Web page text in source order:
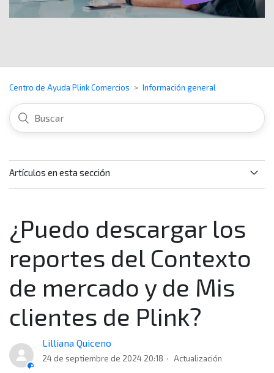
Centro de Ayuda Plink Comercios Información general
Artículos en esta sección
¿Cuáles planes hay en Plink?
¿Quiénes pueden usar Plink?
¿Qué es Plink?
¿Puedo descargar los
reportes del Contexto
de mercado y de Mis
clientes de Plink?
Lilliana Quiceno
24 de septiembre de 2024 20:18 Actualización